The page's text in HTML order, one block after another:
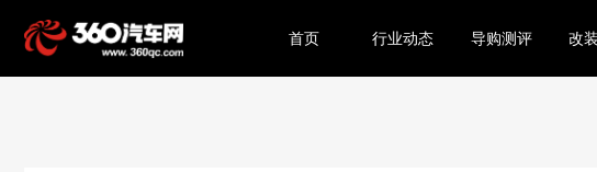
首页 行业动态 导购测评 改